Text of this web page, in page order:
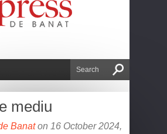
mediu
Banaton 16 October 2024,